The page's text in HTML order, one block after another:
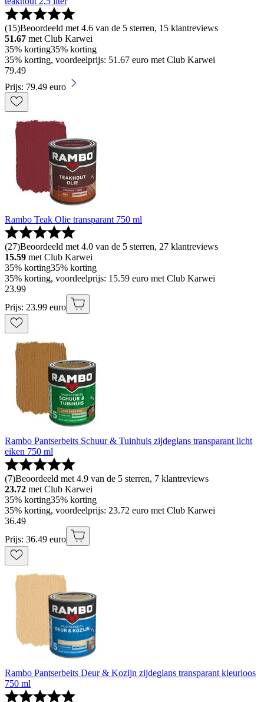
(15)Beoordeeld met 4.6 van de 5 sterren, 15 klantreviews
51.67 met Club Karwei
35% korting35% korting
35% korting, voordeelprijs: 51.67 euro met Club Karwei
79.49
Prijs: 79.49 euro
Rambo Teak Olie transparant 750 ml
(27)Beoordeeld met 4.0 van de 5 sterren, 27 klantreviews
15.59 met Club Karwei
35% korting35% korting
35% korting, voordeelprijs: 15.59 euro met Club Karwei
23.99
Prijs: 23.99 euro
Rambo Pantserbeits Schuur & Tuinhuis zijdeglans transparant licht
eiken 750 ml
(7)Beoordeeld met 4.9 van de 5 sterren, 7 klantreviews
23.72 met Club Karwei
35% korting35% korting
35% korting, voordeelprijs: 23.72 euro met Club Karwei
36.49
Prijs: 36.49 euro
Rambo Pantserbeits Deur & Kozijn zijdeglans transparant kleurloos
750 ml